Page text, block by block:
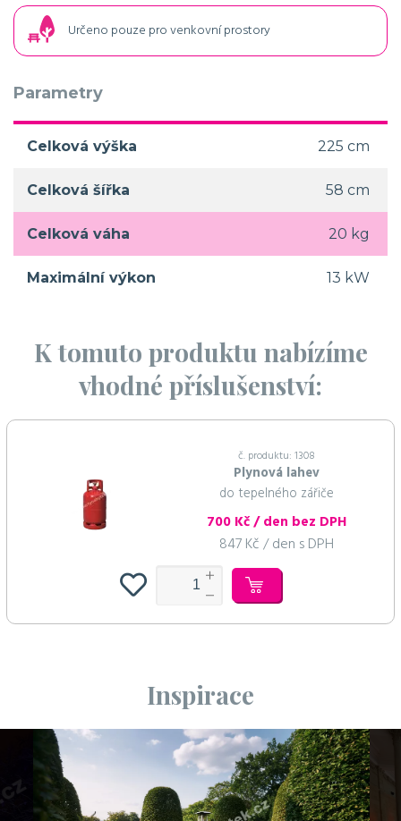
Určeno pouze pro venkovní prostory
Parametry
Celková výška 225 cm
Celková šířka 58 cm
Celková váha 20 kg
Maximální výkon 13 kW
K tomuto produktu nabízíme
vhodné příslušenství:
č. produktu: 1308
Plynová lahev
do tepelného zářiče
700 Kč / den bez DPH
847 Kč / den s DPH
Inspirace